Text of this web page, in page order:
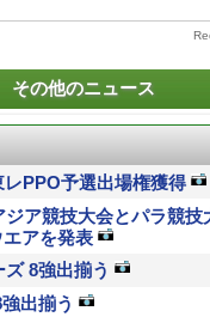
その他のニュース
PPO予選出場権獲得
ジア競技大会とパラ競技
アを発表
8強出揃う
出揃う